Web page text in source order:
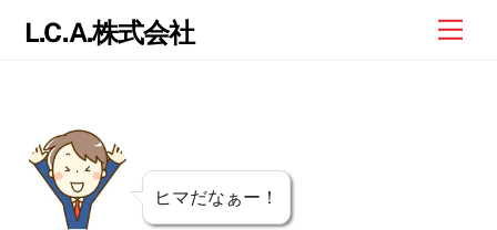
L.C.A.株式会社
ヒマだなぁー！